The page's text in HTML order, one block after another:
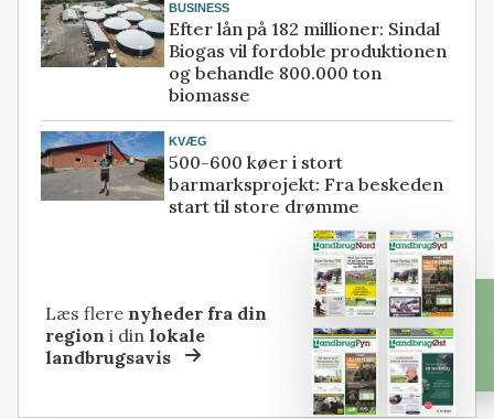
BUSINESS
Efter lån på 182 millioner: Sindal
Biogas vil fordoble produktionen
og behandle 800.000 ton
biomasse
KVÆG
500-600 køer i stort
barmarksprojekt: Fra beskeden
start til store drømme
Læs flere nyheder fra din
region i dinlokale
landbrugsavis